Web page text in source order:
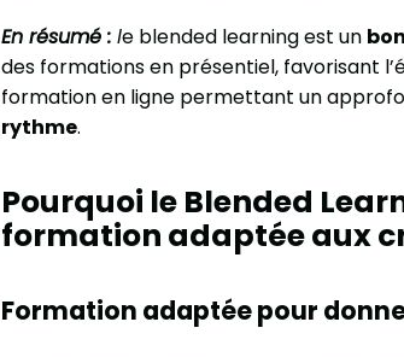
En résumé : le blended learning est un
des formations en présentiel, favorisant
formation en ligne permettant un
rythme.
Pourquoi le Blended
formation adaptée aux
Formation adaptée pour